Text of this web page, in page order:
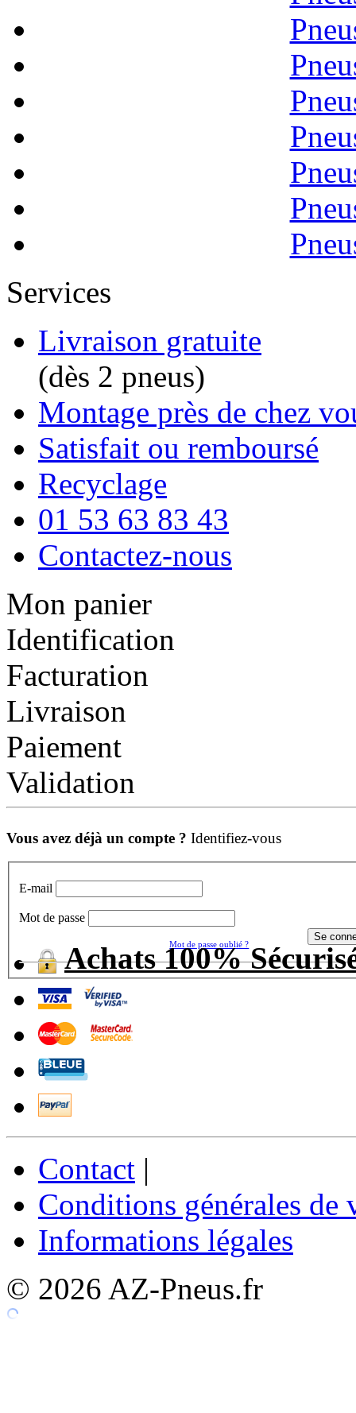
Services
Livraison gratuite
(dès 2 pneus)
Montage près de chez
Satisfait ou remboursé
Recyclage
01 53 63 83 43
Contactez-nous
Mon panier
Identification
Facturation
Livraison
Paiement
Validation
Vous avez déjà un compte ? Identifiez-vous
E-mail
Mot de passe
Mot de passe oublié ?
Achats 100%
Contact |
Conditions générales de
Informations légales
© 2026 AZ-Pneus.fr